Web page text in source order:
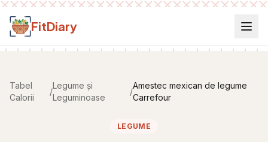
Salt la conținut
FitDiary
Tabel
Calorii
/
Legume și
Leguminoase
/
Amestec mexican de legume
Carrefour
LEGUME